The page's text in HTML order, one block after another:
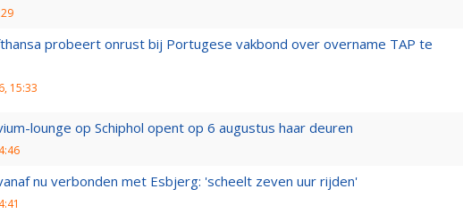
probeert onrust bij Portugese vakbond over overname TAP te
15:33
lounge op Schiphol opent op 6 augustus haar deuren
nu verbonden met Esbjerg: 'scheelt zeven uur rijden'